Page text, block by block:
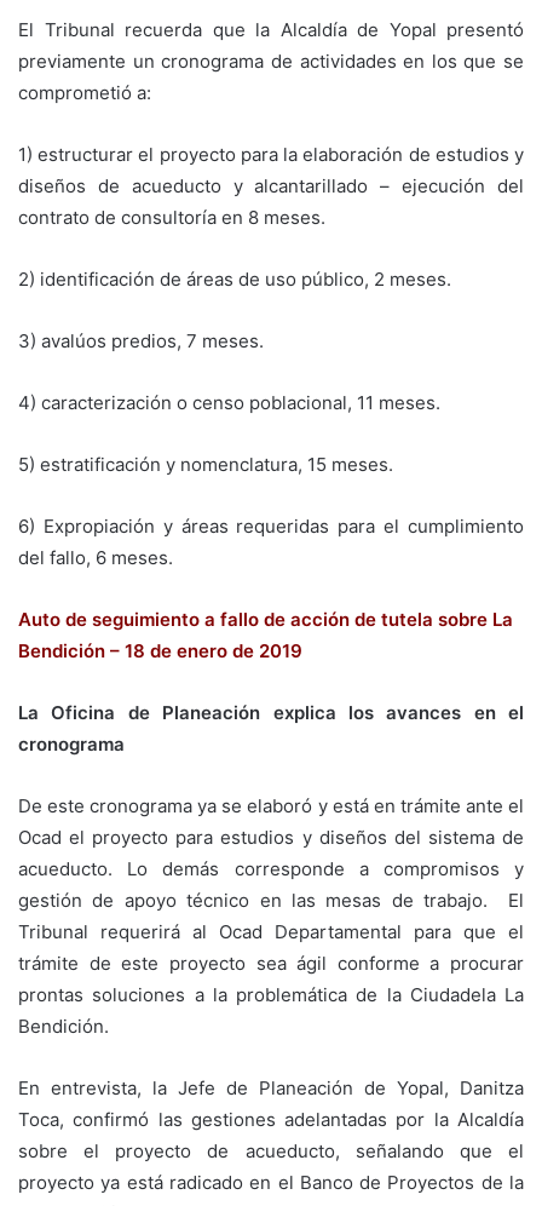
El Tribunal recuerda que la Alcaldía de Yopal presentó
previamente un cronograma de actividades en los que se
comprometió a:
1) estructurar el proyecto para la elaboración de estudios y
diseños de acueducto y alcantarillado – ejecución del
contrato de consultoría en 8 meses.
2) identificación de áreas de uso público, 2 meses.
3) avalúos predios, 7 meses.
4) caracterización o censo poblacional, 11 meses.
5) estratificación y nomenclatura, 15 meses.
6) Expropiación y áreas requeridas para el cumplimiento
del fallo, 6 meses.
Auto de seguimiento a fallo de acción de tutela sobre La
Bendición – 18 de enero de 2019
La Oficina de Planeación explica los avances en el
cronograma
De este cronograma ya se elaboró y está en trámite ante el
Ocad el proyecto para estudios y diseños del sistema de
acueducto. Lo demás corresponde a compromisos y
gestión de apoyo técnico en las mesas de trabajo. El
Tribunal requerirá al Ocad Departamental para que el
trámite de este proyecto sea ágil conforme a procurar
prontas soluciones a la problemática de la Ciudadela La
Bendición.
En entrevista, la Jefe de Planeación de Yopal, Danitza
Toca, confirmó las gestiones adelantadas por la Alcaldía
sobre el proyecto de acueducto, señalando que el
proyecto ya está radicado en el Banco de Proyectos de la